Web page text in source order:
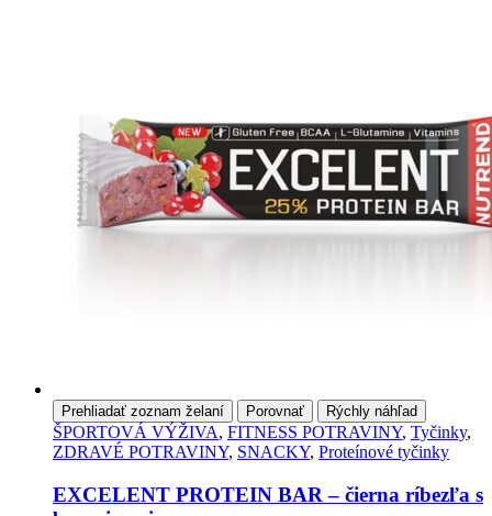
Prehliadať zoznam želaní Porovnať Rýchly náhľad
ŠPORTOVÁ VÝŽIVA, FITNESS POTRAVINY, Tyčinky,
ZDRAVÉ POTRAVINY, SNACKY, Proteínové tyčinky
EXCELENT PROTEIN BAR – čierna ríbezľa s